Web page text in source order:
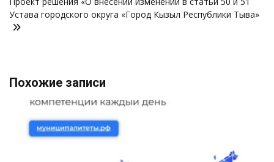
Устава городского округа «Город Кызыл Республики Тыва»
Похожие записи